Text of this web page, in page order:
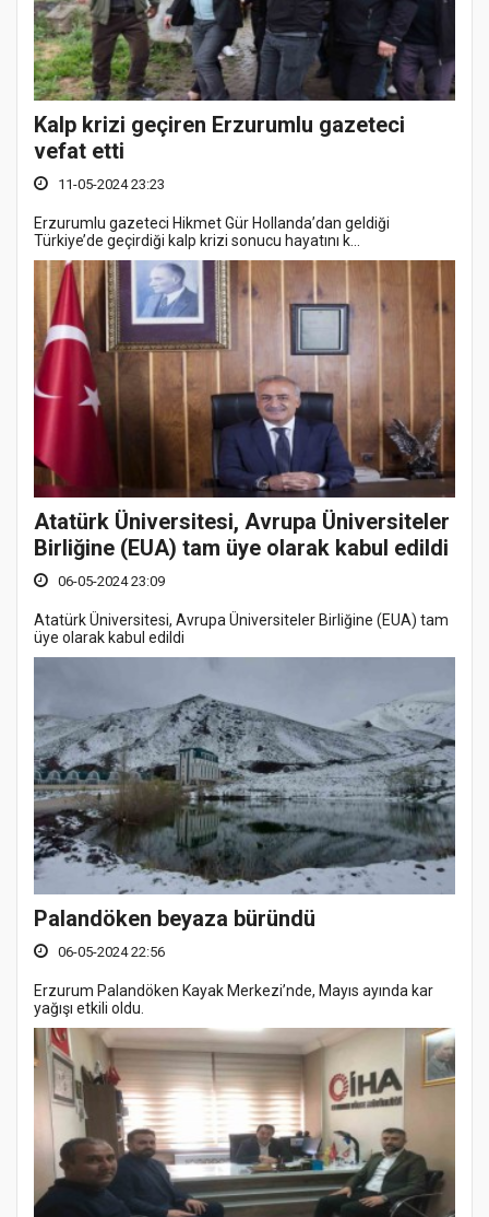
Kalp krizi geçiren Erzurumlu gazeteci
vefat etti
11-05-2024 23:23
Erzurumlu gazeteci Hikmet Gür Hollanda’dan geldiği
Türkiye’de geçirdiği kalp krizi sonucu hayatını k...
Atatürk Üniversitesi, Avrupa Üniversiteler
Birliğine (EUA) tam üye olarak kabul edildi
06-05-2024 23:09
Atatürk Üniversitesi, Avrupa Üniversiteler Birliğine (EUA) tam
üye olarak kabul edildi
Palandöken beyaza büründü
06-05-2024 22:56
Erzurum Palandöken Kayak Merkezi’nde, Mayıs ayında kar
yağışı etkili oldu.